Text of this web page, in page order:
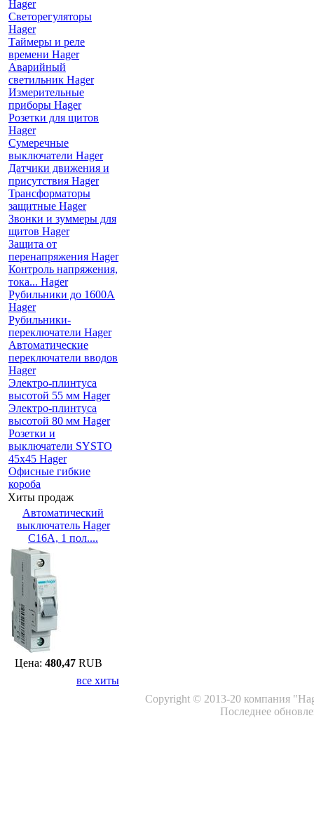
Hager
Светорегуляторы
Hager
Таймеры и реле
времени Hager
Аварийный
светильник Hager
Измерительные
приборы Hager
Розетки для щитов
Hager
Сумеречные
выключатели Hager
Датчики движения и
присутствия Hager
Трансформаторы
защитные Hager
Звонки и зуммеры для
щитов Hager
Защита от
перенапряжения Hager
Контроль напряжения,
тока... Hager
Рубильники до 1600А
Hager
Рубильники-
переключатели Hager
Автоматические
переключатели вводов
Hager
Электро-плинтуса
высотой 55 мм Hager
Электро-плинтуса
высотой 80 мм Hager
Розетки и
выключатели SYSTO
45х45 Hager
Офисные гибкие
короба
Хиты продаж
Автоматический
выключатель Hager
C16A, 1 пол....
Цена: 480,47 RUB
все хиты
Copyright © 2013-20 компания
Последнее